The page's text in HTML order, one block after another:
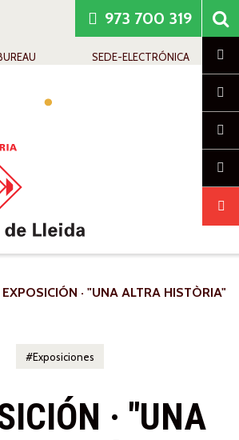
SEDE-ELECTRÓNICA
973 700 319
EXPOSICIÓN · "UNA ALTRA HISTÒRIA"
Exposiciones
· "UNA